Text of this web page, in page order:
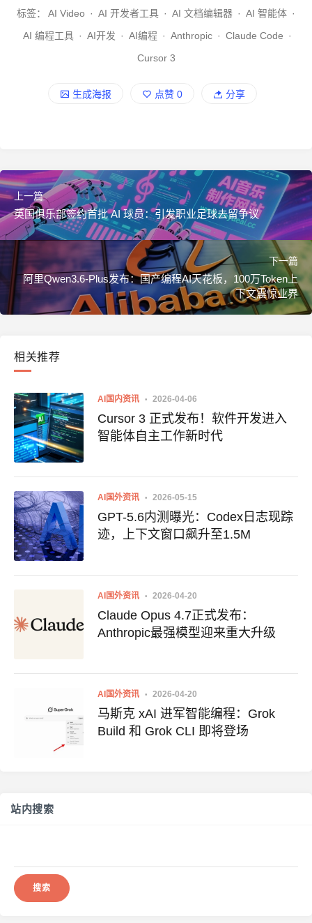
标签： AI Video · AI 开发者工具 · AI 文档编辑器 · AI 智能体 ·
AI 编程工具 · AI开发 · AI编程 · Anthropic · Claude Code ·
Cursor 3
生成海报 点赞 0 分享
上一篇
英国俱乐部签约首批 AI 球员：引发职业足球去留争议
下一篇
阿里Qwen3.6-Plus发布：国产编程AI天花板，100万Token上
下文震惊业界
相关推荐
AI国内资讯 2026-04-06
Cursor 3 正式发布！软件开发进入
智能体自主工作新时代
AI国外资讯 2026-05-15
GPT-5.6内测曝光：Codex日志现踪
迹，上下文窗口飙升至1.5M
AI国外资讯 2026-04-20
Claude Opus 4.7正式发布：
Anthropic最强模型迎来重大升级
AI国外资讯 2026-04-20
马斯克 xAI 进军智能编程：Grok
Build 和 Grok CLI 即将登场
站内搜索